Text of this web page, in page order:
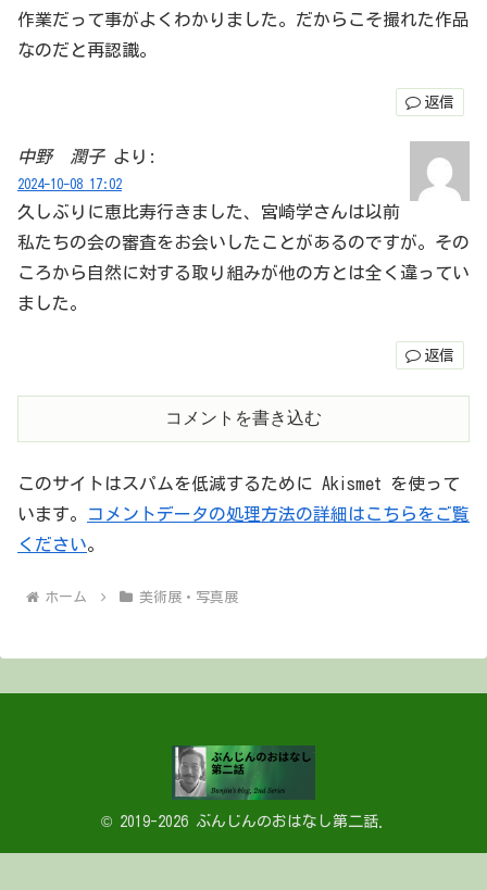
作業だって事がよくわかりました。だからこそ撮れた作品
なのだと再認識。
返信
中野 潤子 より:
2024-10-08 17:02
久しぶりに恵比寿行きました、宮崎学さんは以前
私たちの会の審査をお会いしたことがあるのですが。その
ころから自然に対する取り組みが他の方とは全く違ってい
ました。
返信
コメントを書き込む
このサイトはスパムを低減するために Akismet を使って
います。
コメントデータの処理方法の詳細はこちらをご覧
ください。
ホーム 美術展・写真展
© 2019-2026 ぶんじんのおはなし第二話.